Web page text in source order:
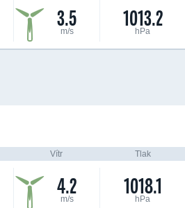
3.5
m/s 1013.2
hPa
Vítr Tlak
4.2
m/s 1018.1
hPa